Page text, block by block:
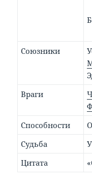
Союзники
Враги
Способности
Судьба
Цитата